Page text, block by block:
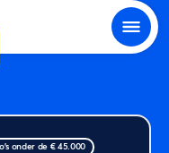
onder de € 45.000